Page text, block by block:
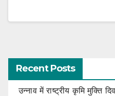
Recent Posts
उन्नाव में राष्ट्रीय कृमि मुक्ति